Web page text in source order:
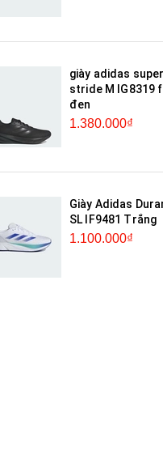
giày adidas
stride M IG8319
đen
1.380.000₫
Giày Adidas
SL IF9481 Trắng
1.100.000₫